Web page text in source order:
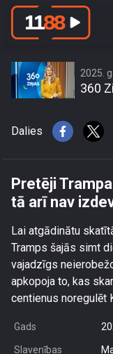
Pretēji
2025.
360
Dalies
Pretēji
tā arī nav
Lai atgādinātu
Tramps šajās simt
vajadzīgs
apkopoja to, kas
centienus noregulēt
Gads
Slavenības